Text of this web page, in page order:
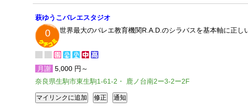
萩ゆうこバレエスタジオ
0 世界最大のバレエ教育機関R.A.D.のシラバスを基本軸に正
月謝 5,000 円～
奈良県生駒市東生駒1-61-2・ 鹿ノ台南2ー3-2ー2F